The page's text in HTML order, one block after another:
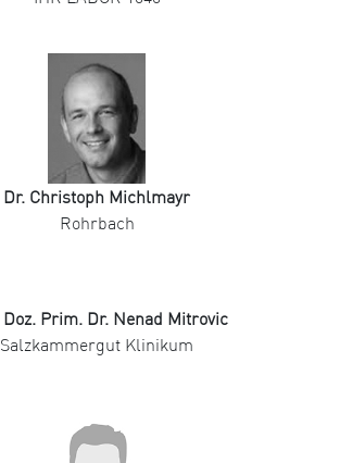
Dr. Christoph Michlmayr
Rohrbach
Doz. Prim. Dr. Nenad Mitrovic
Salzkammergut Klinikum